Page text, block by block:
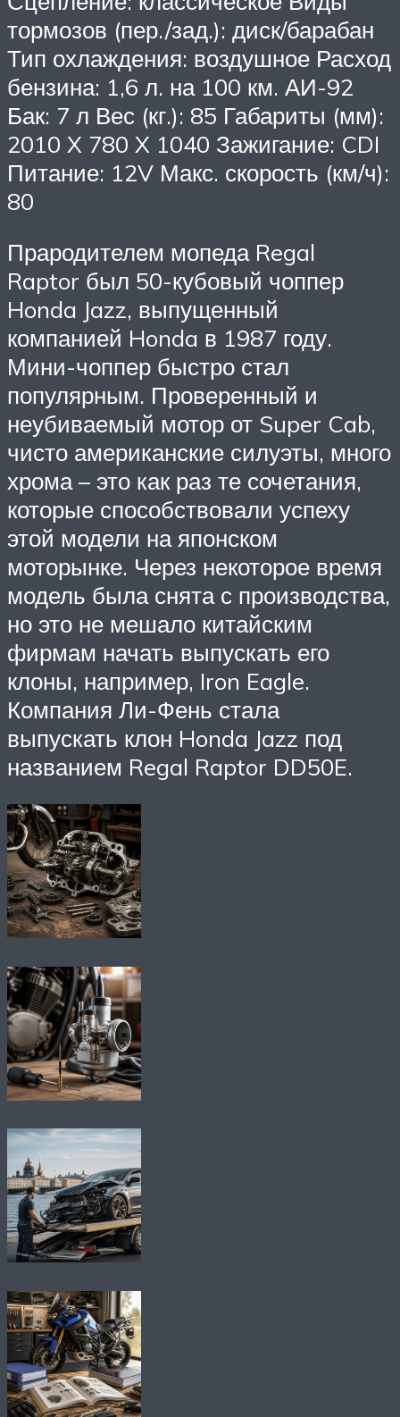
тормозов (пер./зад.): диск/барабан
Тип охлаждения: воздушное Расход
бензина: 1,6 л. на 100 км. АИ-92
Бак: 7 л Вес (кг.): 85 Габариты (мм):
2010 X 780 X 1040 Зажигание: CDI
Питание: 12V Макс. скорость (км/ч):
80
Прародителем мопеда Regal
Raptor был 50-кубовый чоппер
Honda Jazz, выпущенный
компанией Honda в 1987 году.
Мини-чоппер быстро стал
популярным. Проверенный и
неубиваемый мотор от Super Cab,
чисто американские силуэты, много
хрома – это как раз те сочетания,
которые способствовали успеху
этой модели на японском
моторынке. Через некоторое время
модель была снята с производства,
но это не мешало китайским
фирмам начать выпускать его
клоны, например, Iron Eagle.
Компания Ли-Фень стала
выпускать клон Honda Jazz под
названием Regal Raptor DD50E.